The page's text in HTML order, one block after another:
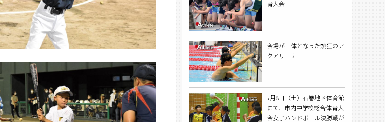
育大会
会場が一体となった熱狂のア
クアリーナ
7月8日（土）石巻地区体育館
にて、市内中学校総合体育大
会女子ハンドボール決勝戦が